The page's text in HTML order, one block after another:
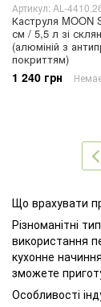
Артикул: AL-
Каструля MOON
см / 5,5 л зі
(алюміній з
покриттям)
1 240 грн
Що врахувати
Різноманітні
використання
кухонне
зможете
Особливості